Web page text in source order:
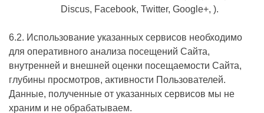
Discus, Facebook, Twitter, Google+, ).
6.2. Использование указанных сервисов необходимо
для оперативного анализа посещений Сайта,
внутренней и внешней оценки посещаемости Сайта,
глубины просмотров, активности Пользователей.
Данные, полученные от указанных сервисов мы не
храним и не обрабатываем.